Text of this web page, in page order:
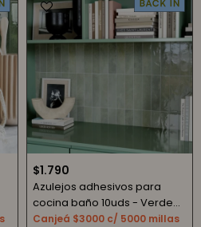
$1.790
Azulejos adhesivos para
cocina baño 10uds - Verde
claro
Canjeá $3000 c/ 5000 millas